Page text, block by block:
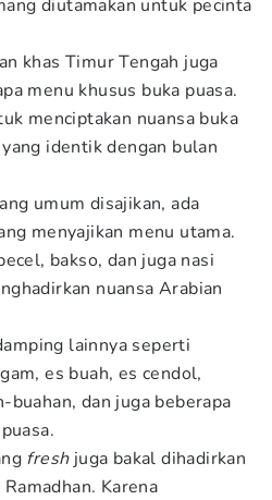
diutamakan untuk pecinta
khas Timur Tengah juga
menu khusus buka puasa.
menciptakan nuansa buka
identik dengan bulan
umum disajikan, ada
menyajikan menu utama.
bakso, dan juga nasi
nuansa Arabian
lainnya seperti
es buah, es cendol,
buahan, dan juga beberapa
fresh juga bakal dihadirkan
Karena